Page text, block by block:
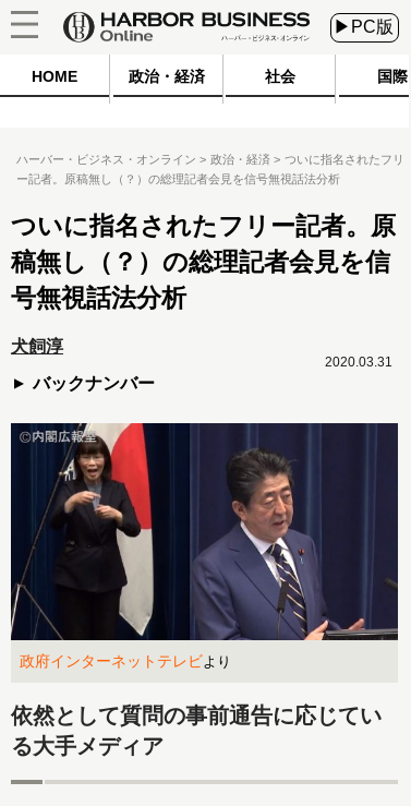
▶PC版
HOME 政治・経済 社会 国際
ハーバー・ビジネス・オンライン 政治・経済
ついに指名されたフリ
ー記者。原稿無し（？）の総理記者会見を信号無視話法分析
ついに指名されたフリー記者。原
稿無し（？）の総理記者会見を信
号無視話法分析
犬飼淳
バックナンバー
2020.03.31
政府インターネットテレビより
依然として質問の事前通告に応じてい
る大手メディア